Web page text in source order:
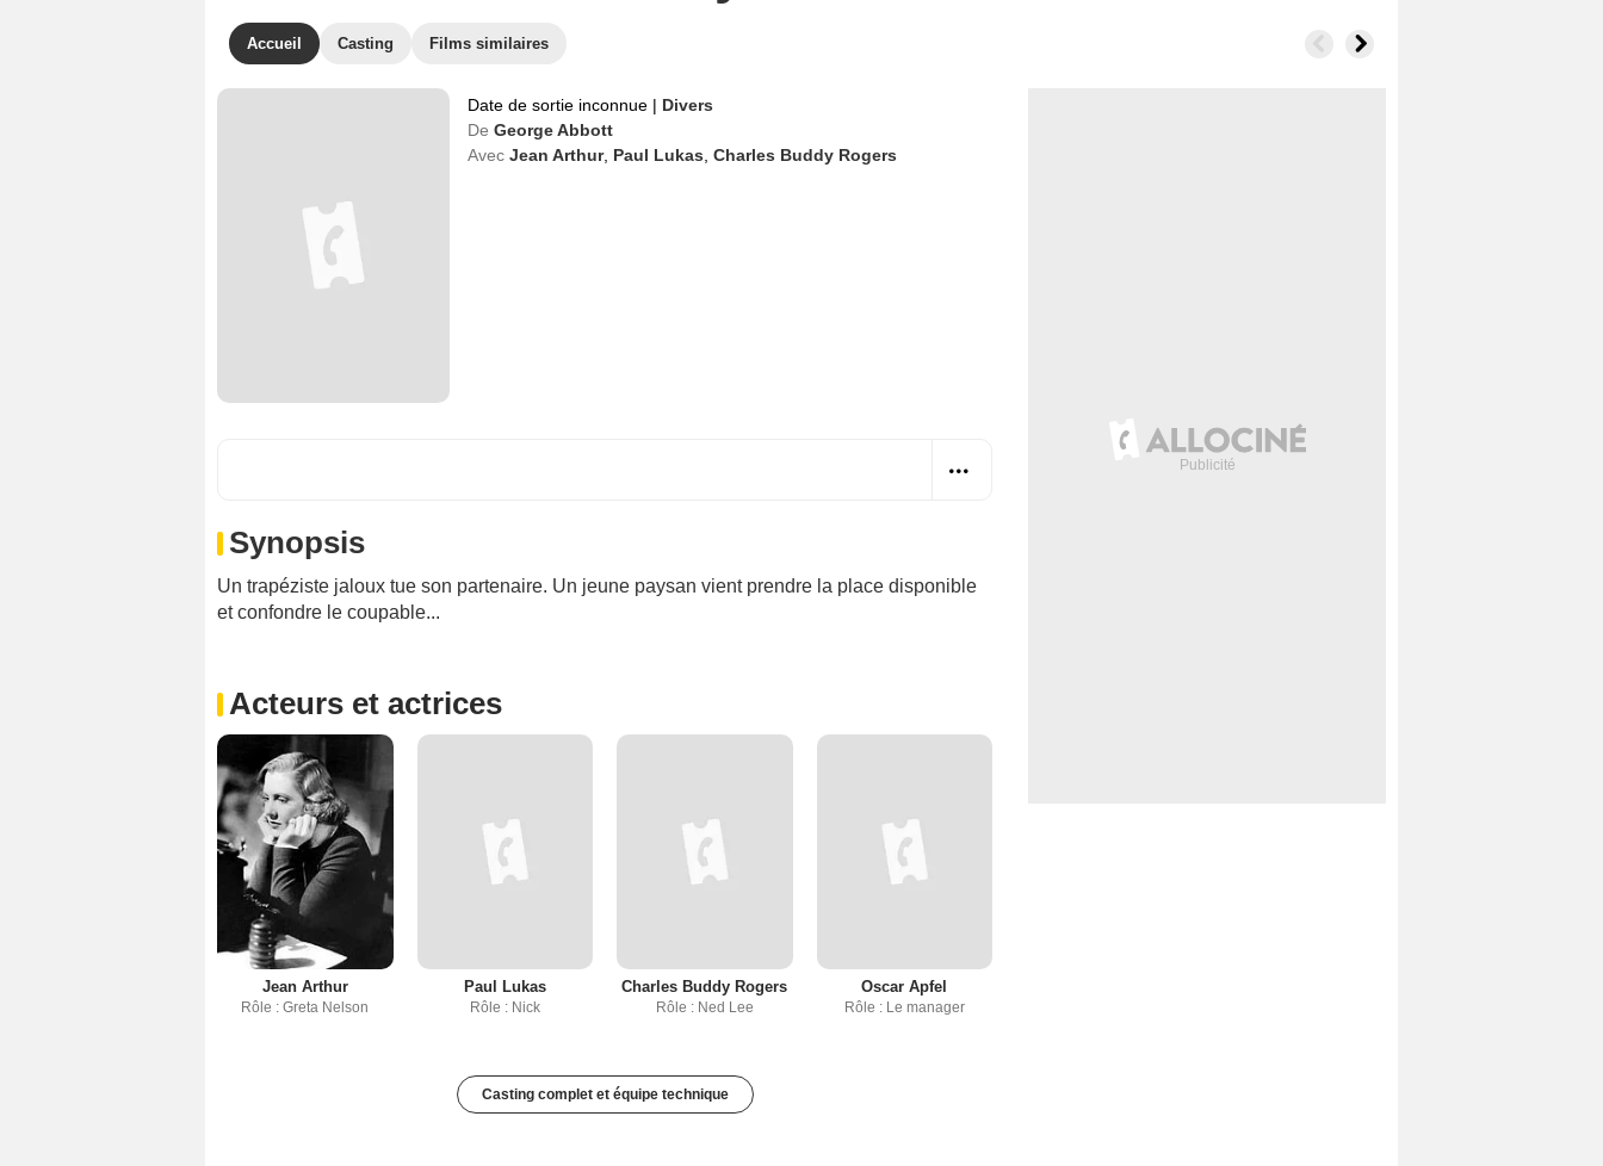
Accueil Casting Films similaires
Date de sortie inconnue | Divers
De George Abbott
Avec Jean Arthur, Paul Lukas Charles Buddy Rogers
Synopsis
Un trapéziste jaloux tue son partenaire. Un jeune paysan vient prendre la place disponible
et confondre le coupable...
Acteurs et actrices
Jean Arthur
Rôle : Greta Nelson
Paul Lukas
Rôle : Nick
Charles Buddy Rogers
Rôle : Ned Lee
Oscar Apfel
Rôle : Le manager
Casting complet et équipe technique